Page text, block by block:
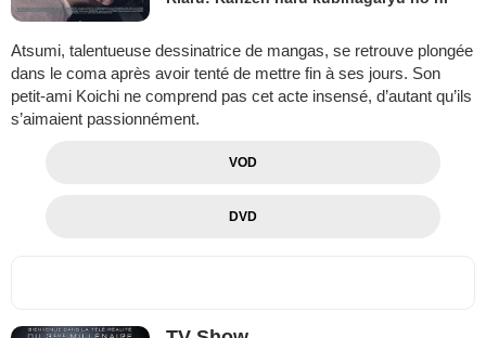
Atsumi, talentueuse dessinatrice de mangas, se retrouve plongée
dans le coma après avoir tenté de mettre fin à ses jours. Son
petit-ami Koichi ne comprend pas cet acte insensé, d’autant qu’ils
s’aimaient passionnément.
VOD
DVD